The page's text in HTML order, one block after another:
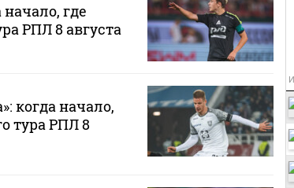
где
РПЛ 8 августа
когда начало,
тура РПЛ 8